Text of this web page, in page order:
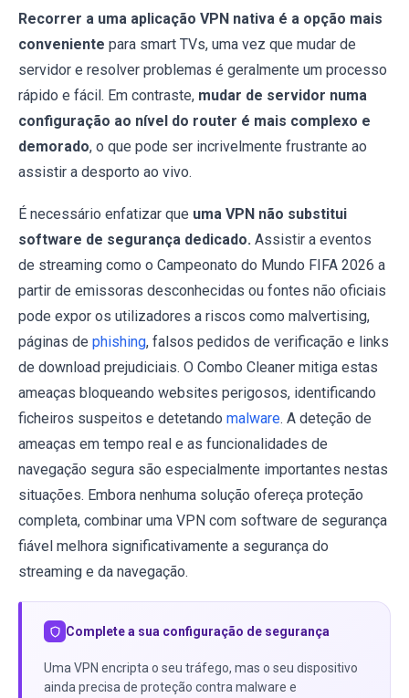
Recorrer a uma aplicação VPN nativa é a opção mais
conveniente para smart TVs, uma vez que mudar de
servidor e resolver problemas é geralmente um processo
rápido e fácil. Em contraste, mudar de servidor numa
configuração ao nível do router é mais complexo e
demorado, o que pode ser incrivelmente frustrante ao
assistir a desporto ao vivo.
É necessário enfatizar que uma VPN não substitui
software de segurança dedicado. Assistir a eventos
de streaming como o Campeonato do Mundo FIFA 2026 a
partir de emissoras desconhecidas ou fontes não oficiais
pode expor os utilizadores a riscos como malvertising,
páginas de phishing, falsos pedidos de verificação e links
de download prejudiciais. O Combo Cleaner mitiga estas
ameaças bloqueando websites perigosos, identificando
ficheiros suspeitos e detetando malware. A deteção de
ameaças em tempo real e as funcionalidades de
navegação segura são especialmente importantes nestas
situações. Embora nenhuma solução ofereça proteção
completa, combinar uma VPN com software de segurança
fiável melhora significativamente a segurança do
streaming e da navegação.
Complete a sua configuração de segurança
Uma VPN encripta o seu tráfego, mas o seu dispositivo
ainda precisa de proteção contra malware e